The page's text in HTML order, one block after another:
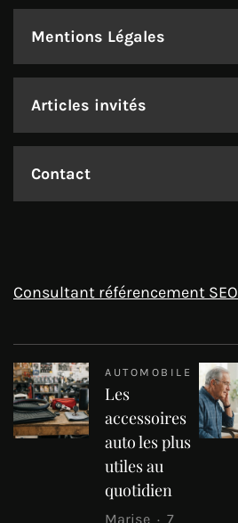
Mentions Légales
Articles invités
Contact
Consultant référencement SEO
AUTOMOBILE
Les
accessoires
auto les plus
utiles au
quotidien
Marise 7